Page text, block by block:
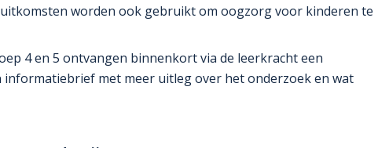
worden ook gebruikt om oogzorg voor kinderen te
4 en 5 ontvangen binnenkort via de leerkracht een
met meer uitleg over het onderzoek en wat